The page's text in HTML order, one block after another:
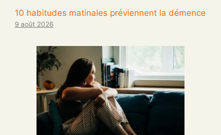
10 habitudes matinales préviennent la démence
9 août 2026